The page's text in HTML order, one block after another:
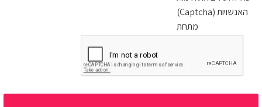
האנשויות (Captcha)
מתחת